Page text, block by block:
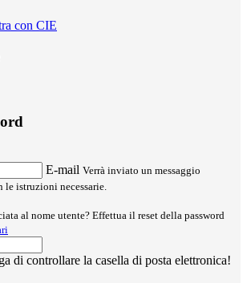
con CIE
E-mail Verrà inviato un messaggio
istruzioni necessarie.
al nome utente? Effettua il reset della password
di controllare la casella di posta elettronica!